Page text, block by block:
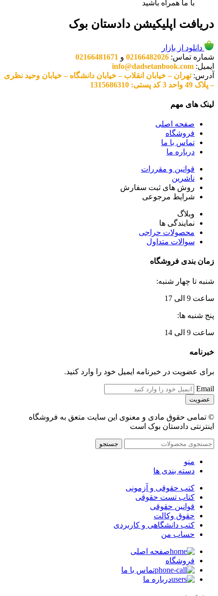
با ما همراه باشید
دریافت اپلیکیشن دادستان بوک
دانلود از بازار
شماره تماس: 02166482026 و 02166481671
ایمیل: info@dadsetanbook.com
آدرس:تهران – خیابان انقلاب – خیابان دانشگاه – خیابان وحید نظری
– پلاک 49 واحد 3 کد پستی: 1315686310
لینک های مهم
صفحه اصلی
فروشگاه
تماس با ما
درباره ما
قوانین و مقررات
ناشرین
روش های ثبت سفارش
شرایط مرجوعی
وبلاگ
نمایندگی ها
محصولات حراجی
سوالات متداول
زمان بندی فروشگاه
شنبه تا چهار شنبه:
ساعت 9 الی 17
پنج شنبه ها:
ساعت 9 الی 14
خبرنامه
برای عضویت در خبرنامه ایمیل خود را وارد کنید.
Email
© تمامی حقوق مادی و معنوی این سایت متعق به فروشگاه
اینترنتی دادستان بوک است
جستجو
منو
دسته بندی ها
کتب حقوقی و آزمونی
کتاب تست حقوقی
قوانین حقوقی
حقوق وکالت
کتب دانشگاهی و کاربردی
حساب من
صفحه اصلی
فروشگاه
تماس با ما
درباره ما